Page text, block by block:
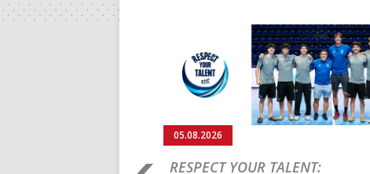
9
11 FC PORTO
17:00
142 CALE
05.08.2026
RESPECT YOUR TALENT: